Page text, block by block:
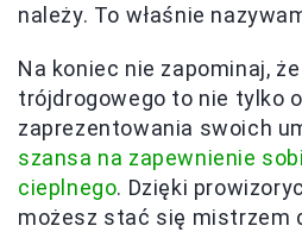
należy. To właśnie
Na koniec nie zapominaj,
trójdrogowego to nie tylko
zaprezentowania swoich
szansa na zapewnienie
cieplnego. Dzięki
możesz stać się mistrzem